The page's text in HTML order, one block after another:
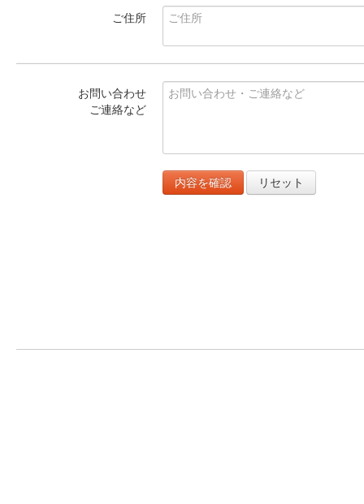
ご住所
お問い合わせ
ご連絡など
内容を確認 リセット